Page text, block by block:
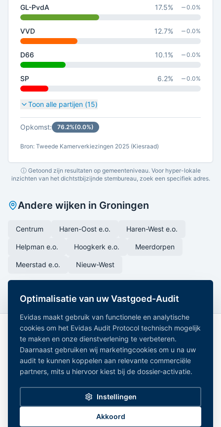
GL-PvdA 17.5% 0.0%
VVD 12.7% 0.0%
D66 10.1% 0.0%
SP 6.2% 0.0%
Toon alle partijen (15)
Opkomst: 76.2%(0.0%)
Bron: Tweede Kamerverkiezingen 2025 (Kiesraad)
ⓘ Getoond zijn resultaten op gemeenteniveau. Voor hyper-lokale
inzichten van het dichtstbijzijnde stembureau, zoek een specifiek adres.
Andere wijken in Groningen
Centrum Haren-Oost e.o. Haren-West e.o.
Helpman e.o. Hoogkerk e.o. Meerdorpen
Meerstad e.o. Nieuw-West
Onafhankelijk Vastgoedregister — geaggregeerde
vastgoeddata uit 15+ overheidsregistraties.
Noord-Holland|Zuid-Holland
Gelderland
Bronnen|Partners
Optimalisatie van uw Vastgoed-Audit
Evidas maakt gebruik van functionele en analytische
cookies om het Evidas Audit Protocol technisch mogelijk
te maken en onze dienstverlening te verbeteren.
Daarnaast gebruiken wij marketingcookies om u na uw
audit te kunnen koppelen aan relevante commerciële
partners, mits u hiervoor kiest bij de dossier-activatie.
Instellingen
Akkoord